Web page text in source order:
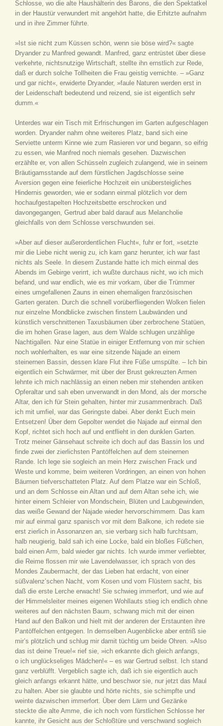
Schlosse, wo die alte Haushälterin des Barons, die den Spektatkel
in der Haustür verwundert mit angehört hatte, die Erhitzte aufnahm
und in ihre Zimmer führte.
»Ist sie nicht zum Küssen schön, wenn sie böse wird?« sagte
Dryander zu Manfred gewandt. Manfred, ganz entrüstet über diese
verkehrte, nichtsnutzige Wirtschaft, stellte ihn ernstlich zur Rede,
daß er durch solche Tollheiten die Frau geistig vernichte. – »Ganz
und gar nicht«, erwiderte Dryander, »faule Naturen werden erst in
der Leidenschaft bedeutend und reizend, sie ist eigentlich sehr
dumm.«
Unterdes war ein Tisch mit Erfrischungen im Garten aufgeschlagen
worden. Dryander nahm ohne weiteres Platz, band sich eine
Serviette unterm Kinne wie zum Rasieren vor und begann, so eifrig
zu essen, wie Manfred noch niemals gesehen. Dazwischen
erzählte er, von allen Schüsseln zugleich zulangend, wie in seinem
Bräutigamsstande auf dem fürstlichen Jagdschlosse seine
Aversion gegen eine feierliche Hochzeit ein unübersteigliches
Hindernis geworden, wie er sodann einmal plötzlich vor dem
hochaufgestapelten Hochzeitsbette erschrocken und
davongegangen, Gertrud aber bald darauf aus Melancholie
gleichfalls von dem Schlosse verschwunden sei.
»Aber auf dieser außerordentlichen Flucht«, fuhr er fort, »setzte
mir die Liebe nicht wenig zu, ich kam ganz herunter, ich war fast
nichts als Seele. In diesem Zustande hatte ich mich einmal des
Abends im Gebirge verirrt, ich wußte durchaus nicht, wo ich mich
befand, und war endlich, wie es mir vorkam, über die Trümmer
eines umgefallenen Zauns in einen ehemaligen französischen
Garten geraten. Durch die schnell vorüberfliegenden Wolken fielen
nur einzelne Mondblicke zwischen finstern Laubwänden und
künstlich verschnittenen Taxusbäumen über zerbrochene Statüen,
die im hohen Grase lagen, aus dem Walde schlugen unzählige
Nachtigallen. Nur eine Statüe in einiger Entfernung von mir schien
noch wohlerhalten, es war eine sitzende Najade an einem
steinernen Bassin, dessen klare Flut ihre Füße umspülte. – Ich bin
eigentlich ein Schwärmer, mit über der Brust gekreuzten Armen
lehnte ich mich nachlässig an einen neben mir stehenden antiken
Opferaltar und sah eben unverwandt in den Mond, als der morsche
Altar, den ich für Stein gehalten, hinter mir zusammenbrach. Daß
ich mit umfiel, war das Geringste dabei. Aber denkt Euch mein
Entsetzen! Über dem Gepolter wendet die Najade auf einmal den
Kopf, richtet sich hoch auf und entflieht in den dunklen Garten.
Trotz meiner Gänsehaut schreite ich doch auf das Bassin los und
finde zwei der zierlichsten Pantöffelchen auf dem steinernen
Rande. Ich lege sie sogleich an mein Herz zwischen Frack und
Weste und komme, beim weiteren Vordringen, an einen von hohen
Bäumen tiefverschatteten Platz. Auf dem Platze war ein Schloß,
und an dem Schlosse ein Altan und auf dem Altan sehe ich, wie
hinter einem Schleier von Mondschein, Blüten und Laubgewinden,
das weiße Gewand der Najade wieder hervorschimmern. Das kam
mir auf einmal ganz spanisch vor mit dem Balkone, ich redete sie
erst zierlich in Assonanzen an, sie verbarg sich halb furchtsam,
halb neugierig, bald sah ich eine Locke, bald ein bloßes Füßchen,
bald einen Arm, bald wieder gar nichts. Ich wurde immer verliebter,
die Reime flossen mir wie Lavendelwasser, ich sprach von des
Mondes Zaubermacht, der das Lieben hat erdacht, von einer
süßvalenz’schen Nacht, vom Kosen und vom Flüstern sacht, bis
daß die erste Lerche erwacht! Sie schwieg immerfort, und wie auf
der Himmelsleiter meines eigenen Wohllauts stieg ich endlich ohne
weiteres auf den nächsten Baum, schwang mich mit der einen
Hand auf den Balkon und hielt mit der anderen der Erstaunten ihre
Pantöffelchen entgegen. In demselben Augenblicke aber entriß sie
mir’s plötzlich und schlug mir damit tüchtig um beide Ohren. »Also
das ist deine Treue!« rief sie, »ich erkannte dich gleich anfangs,
o ich unglückseliges Mädchen!« – es war Gertrud selbst. Ich stand
ganz verblüfft. Vergeblich sagte ich, daß ich sie eigentlich auch
gleich anfangs erkannt hätte, und beschwor sie, nur jetzt das Maul
zu halten. Aber sie glaubte und hörte nichts, sie schimpfte und
weinte dazwischen immerfort. Über dem Lärm und Gezänke
steckte die alte Amme, die ich noch vom fürstlichen Schlosse her
kannte, ihr Gesicht aus der Schloßtüre und verschwand sogleich